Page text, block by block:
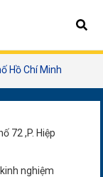
Hồ Chí Minh
72 ,P. Hiệp
nghiệm